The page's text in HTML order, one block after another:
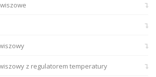
z regulatorem temperatury